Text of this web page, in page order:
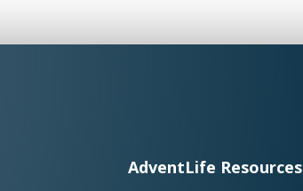
AdventLife Resources